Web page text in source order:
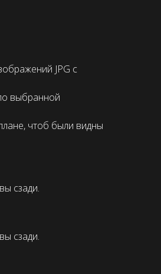
JPG с
выбранной
чтоб были видны
сзади.
сзади.